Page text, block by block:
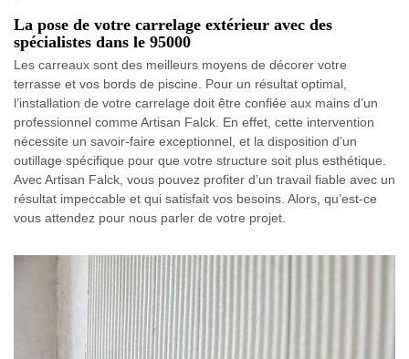
La pose de votre carrelage extérieur avec des
spécialistes dans le 95000
Les carreaux sont des meilleurs moyens de décorer votre
terrasse et vos bords de piscine. Pour un résultat optimal,
l’installation de votre carrelage doit être confiée aux mains d’un
professionnel comme Artisan Falck. En effet, cette intervention
nécessite un savoir-faire exceptionnel, et la disposition d’un
outillage spécifique pour que votre structure soit plus esthétique.
Avec Artisan Falck, vous pouvez profiter d’un travail fiable avec un
résultat impeccable et qui satisfait vos besoins. Alors, qu’est-ce
vous attendez pour nous parler de votre projet.